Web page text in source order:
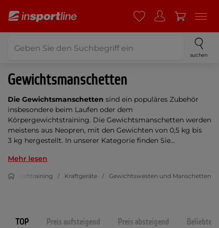
suchen
Gewichtsmanschetten
Die Gewichtsmanschetten sind ein populäres Zubehör
insbesondere beim Laufen oder dem
Körpergewichtstraining. Die Gewichtsmanschetten werden
meistens aus Neopren, mit den Gewichten von 0,5 kg bis
3 kg hergestellt. In unserer Kategorie finden Sie...
Mehr lesen
Krafttraining Kraftgeräte Gewichtswesten und Manschetten
TOP Preis aufsteigend Preis absteigend